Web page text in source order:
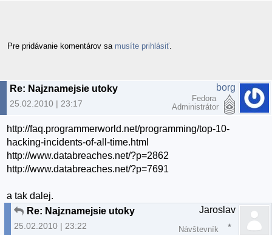
Pre pridávanie komentárov sa musíte prihlásiť
Re: Najznamejsie utoky
25.02.2010 | 23:17
borg
Fedora
Administrátor
http://faq.programmerworld.net/programming/top-10-
hacking-incidents-of-all-time.html
http://www.databreaches.net/?p=2862
http://www.databreaches.net/?p=7691
a tak dalej.
Re: Najznamejsie utoky
25.02.2010 | 23:22
Jaroslav
Návštevník